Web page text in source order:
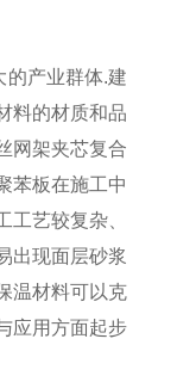
产业群体.建
料的材质和品
网架夹芯复合
苯板在施工中
艺较复杂、
出现面层砂浆
温材料可以克
应用方面起步